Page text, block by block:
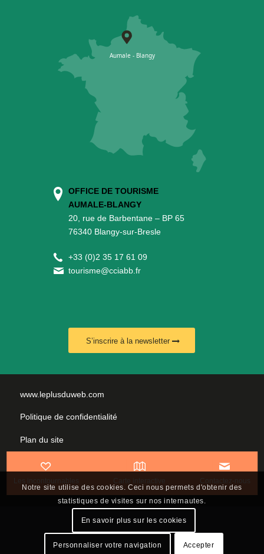
Les incontournables Carte interactive Contactez-nous
OFFICE DE TOURISME
AUMALE-BLANGY
20, rue de Barbentane – BP 65
76340 Blangy-sur-Bresle
+33 (0)2 35 17 61 09
tourisme@cciabb.fr
S’inscrire à la newsletter
www.leplusduweb.com
Politique de confidentialité
Plan du site
Mentions légales
Nous contacter
Notre site utilise des cookies. Ceci nous permets d'obtenir des
statistiques de visites sur nos internautes.
En savoir plus sur les cookies
Personnaliser votre navigation Accepter